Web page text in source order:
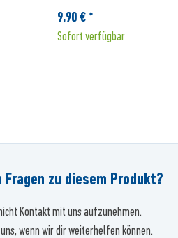
9,90 € *
Sofort verfügbar
Fragen zu diesem Produkt?
Kontakt mit uns aufzunehmen.
wenn wir dir weiterhelfen können.